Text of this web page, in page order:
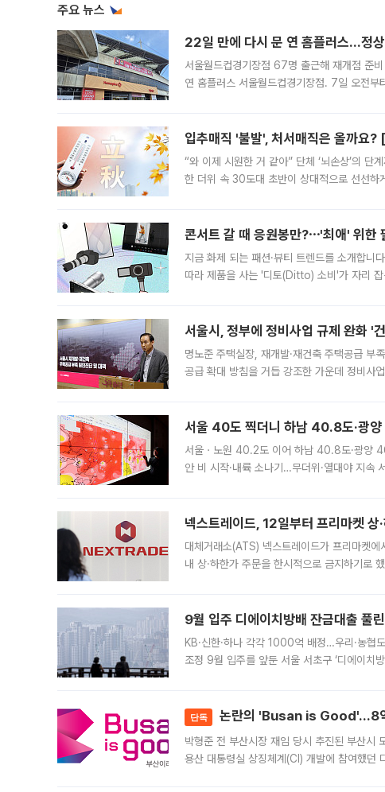
주요 뉴스
22일 만에 다시 문 연 홈플러스…정
서울월드컵경기장점 67명 출근해 재개점 준
연 홈플러스 서울월드컵경기장점. 7일 오전
입추매직 '불발', 처서매직은 올까요?
“와 이제 시원한 거 같아” 단체 ‘뇌손상’의
한 더위 속 30도대 초반이 상대적으로 선선하
콘서트 갈 때 응원봉만?⋯'최애' 위한
지금 화제 되는 패션·뷰티 트렌드를 소개합니
따라 제품을 사는 '디토(Ditto) 소비'가 자리
서울시, 정부에 정비사업 규제 완화
명노준 주택실장, 재개발·재건축 주택공급 부
공급 확대 방침을 거듭 강조한 가운데 정비사
서울 40도 찍더니 하남 40.8도·광
서울ㆍ노원 40.2도 이어 하남 40.8도·광양
안 비 시작·내륙 소나기…무더위·열대야 지속
넥스트레이드, 12일부터 프리마켓 상
대체거래소(ATS) 넥스트레이드가 프리마켓
내 상·하한가 주문을 한시적으로 금지하기로
9월 입주 디에이치방배 잔금대출
KB·신한·하나 각각 1000억 배정…우리·농협
조정 9월 입주를 앞둔 서울 서초구 ‘디에이치
단독 논란의 'Busan is Good'…8억
박형준 전 부산시장 재임 당시 추진된 부산시
용산 대통령실 상징체계(CI) 개발에 참여했던